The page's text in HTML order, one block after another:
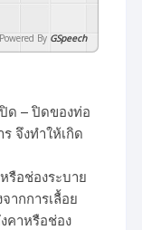
Powered By GSpeech
ด – ปิดของท่อ
จึงทำให้เกิด
รือช่องระบาย
ากการเลื้อย
คาหรือช่อง